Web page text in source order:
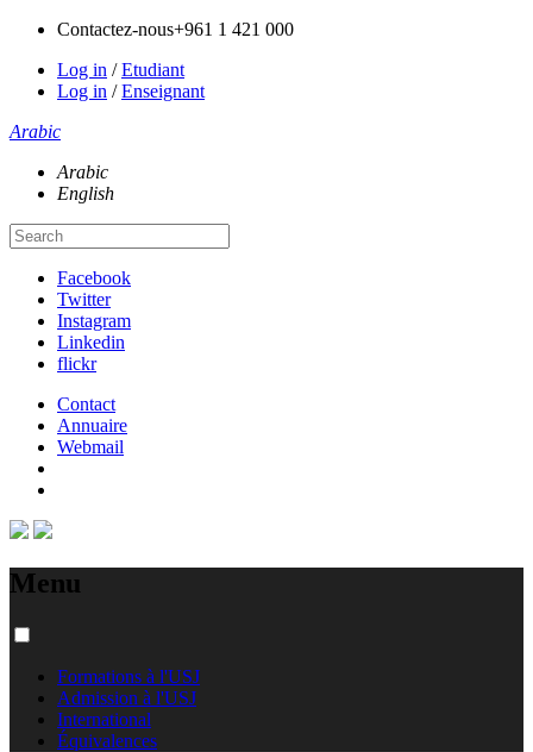
Contactez-nous+961 1 421 000
Log in /Etudiant
Log in /Enseignant
Arabic
Arabic
English
Facebook
Twitter
Instagram
Linkedin
flickr
Contact
Annuaire
Webmail
Menu
Formations à l'USJ
Admission à l'USJ
International
Équivalences